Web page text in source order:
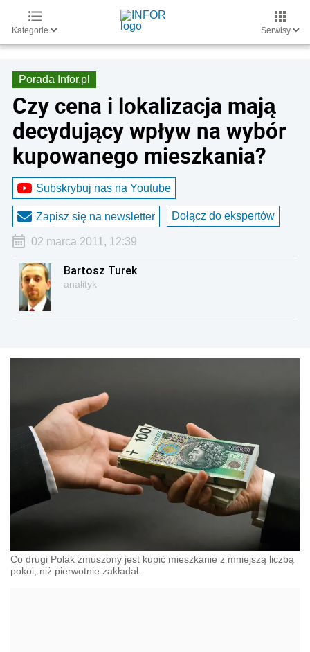
Kategorie Serwisy
Porada Infor.pl
Czy cena i lokalizacja mają
decydujący wpływ na wybór
kupowanego mieszkania?
Subskrybuj nas na Youtube
Zapisz się na newsletter Dołącz do ekspertów
02 marca 2011, 12:39
Bartosz Turek
analityk
Co drugi Polak zmuszony jest kupić mieszkanie z mniejszą liczbą
pokoi, niż pierwotnie zakładał.